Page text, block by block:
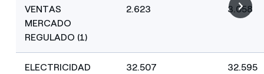
VENTAS
MERCADO
REGULADO (1)
2.623 3.058
ELECTRICIDAD
32.507 32.595